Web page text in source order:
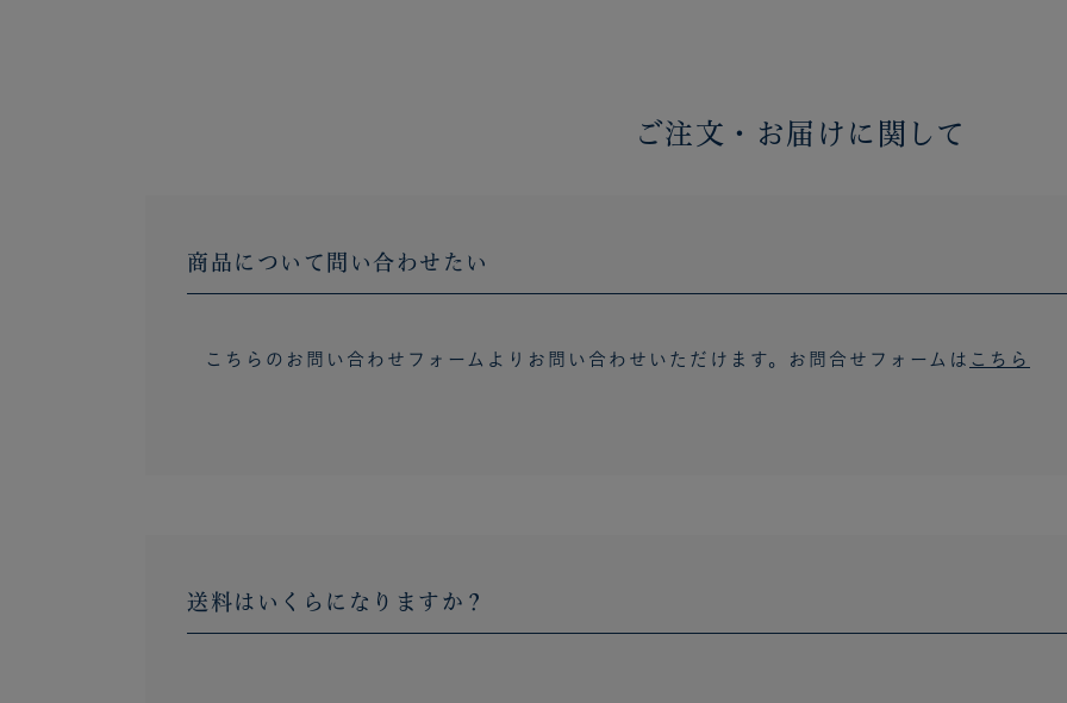
ご注文・お届けに関して
商品について問い合わせたい
こちらのお問い合わせフォームよりお問い合わせいただけます。お問合せフォームは こちら
送料はいくらになりますか？